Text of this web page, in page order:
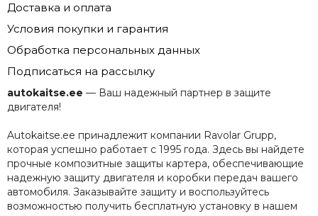
Доставка и оплата
Условия покупки и гарантия
Обработка персональных данных
Подписаться на рассылку
autokaitse.ee — Ваш надежный партнер в защите
двигателя!
Autokaitse.ee принадлежит компании Ravolar Grupp,
которая успешно работает с 1995 года. Здесь вы найдете
прочные композитные защиты картера, обеспечивающие
надежную защиту двигателя и коробки передач вашего
автомобиля. Заказывайте защиту и воспользуйтесь
возможностью получить бесплатную установку в нашем